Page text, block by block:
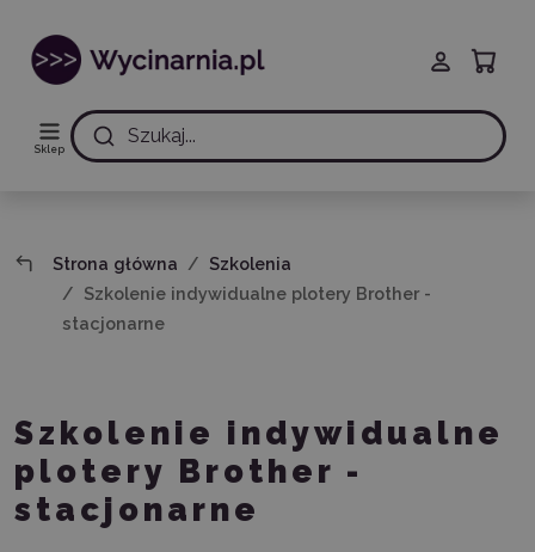
Sklep
Szukaj...
Strona główna
Szkolenia
Szkolenie indywidualne plotery Brother -
stacjonarne
Szkolenie indywidualne
plotery Brother -
stacjonarne